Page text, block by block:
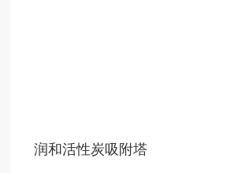
润和活性炭吸附塔